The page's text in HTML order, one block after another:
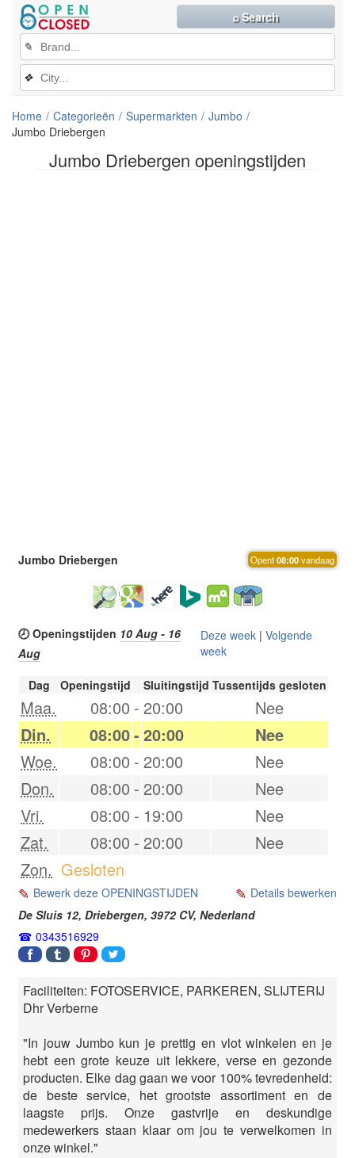
Jumbo Driebergen openingstijden
✎
❖
⌕ Search
Home Categorieën Supermarkten
Jumbo
Jumbo Driebergen
Jumbo Driebergen Opent08:00vandaag
🕗 Openingstijden 10 Aug - 16
Aug
Deze week| Volgende
week
Dag Openingstijd Sluitingstijd Tussentijds gesloten
Maa. 08:00 - 20:00
Nee
Din.
08:00- 20:00
Nee
Woe.
08:00 - 20:00
Nee
Don.
08:00 - 20:00
Nee
Vri.
08:00 - 19:00
Nee
Zat.
08:00 - 20:00
Nee
Zon. Gesloten
Bewerk deze OPENINGSTIJDEN
Details bewerken
De Sluis 12, Driebergen, 3972 CV, Nederland
0343516929
Faciliteiten: FOTOSERVICE, PARKEREN, SLIJTERIJ
Dhr Verberne
"In jouw Jumbo kun je prettig en vlot winkelen en je
hebt een grote keuze uit lekkere, verse en gezonde
producten. Elke dag gaan we voor 100% tevredenheid:
de beste service, het grootste assortiment en de
laagste prijs. Onze gastvrije en deskundige
medewerkers staan klaar om jou te verwelkomen in
onze winkel."